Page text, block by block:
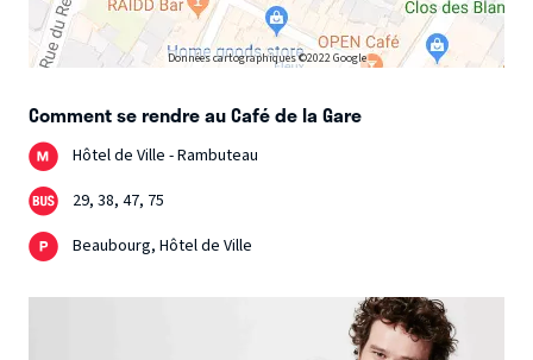
Données cartographiques ©2022 Google
Comment se rendre au Café de la Gare
Hôtel de Ville - Rambuteau
29, 38, 47, 75
Beaubourg, Hôtel de Ville